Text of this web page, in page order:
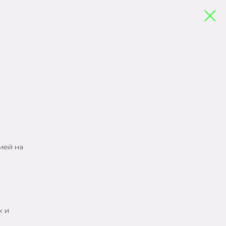
на
и